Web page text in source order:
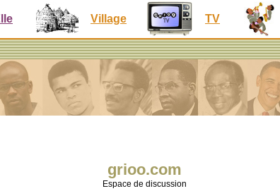
Village TV
grioo.com
Espace de discussion